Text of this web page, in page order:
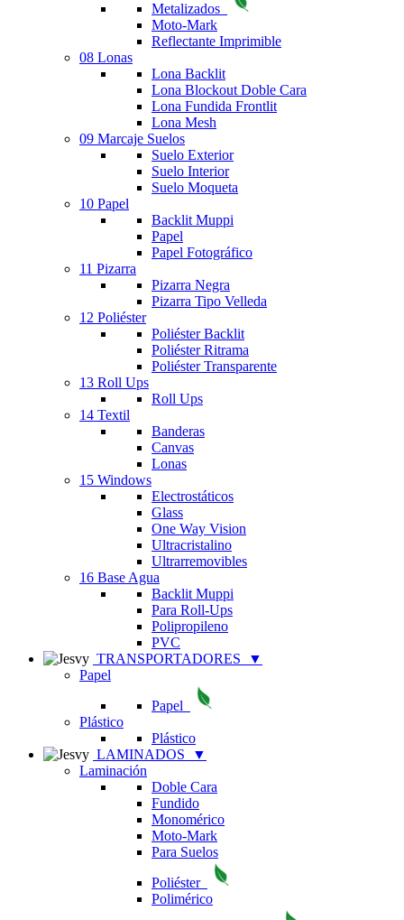
Metalizados
Moto-Mark
Reflectante Imprimible
08 Lonas
Lona Backlit
Lona Blockout Doble Cara
Lona Fundida Frontlit
Lona Mesh
09 Marcaje Suelos
Suelo Exterior
Suelo Interior
Suelo Moqueta
10 Papel
Backlit Muppi
Papel
Papel Fotográfico
11 Pizarra
Pizarra Negra
Pizarra Tipo Velleda
12 Poliéster
Poliéster Backlit
Poliéster Ritrama
Poliéster Transparente
13 Roll Ups
Roll Ups
14 Textil
Banderas
Canvas
Lonas
15 Windows
Electrostáticos
Glass
One Way Vision
Ultracristalino
Ultrarremovibles
16 Base Agua
Backlit Muppi
Para Roll-Ups
Polipropileno
PVC
TRANSPORTADORES
▼
Papel
Papel
Plástico
Plástico
LAMINADOS
▼
Laminación
Doble Cara
Fundido
Monomérico
Moto-Mark
Para Suelos
Poliéster
Polimérico